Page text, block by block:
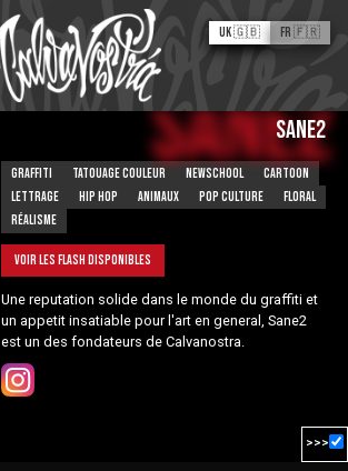
Valentine
Antoinette
Kid Baz
Tatouages Flash
UK 🇬🇧 FR 🇫🇷
Sane2
Graffiti Tatouage couleur Newschool
Cartoon
Lettrage
Hip hop Animaux Pop culture
Floral
Réalisme
Voir les flash disponibles
Une reputation solide dans le monde du graffiti et
un appetit insatiable pour l'art en general, Sane2
est un des fondateurs de Calvanostra.